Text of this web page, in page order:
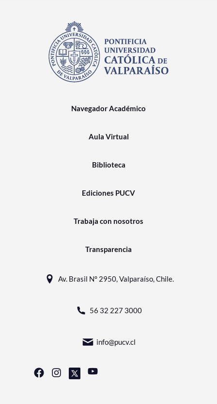
Navegador Académico
Aula Virtual
Biblioteca
Ediciones PUCV
Trabaja con nosotros
Transparencia
Av. Brasil N° 2950, Valparaíso, Chile.
56 32 227 3000
info@pucv.cl